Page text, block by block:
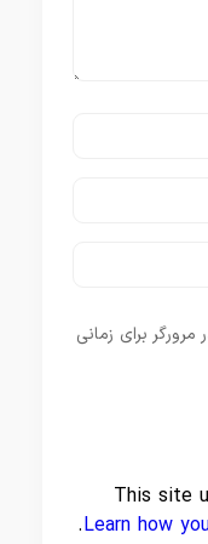
برای زمانی
This site
Learn how
.